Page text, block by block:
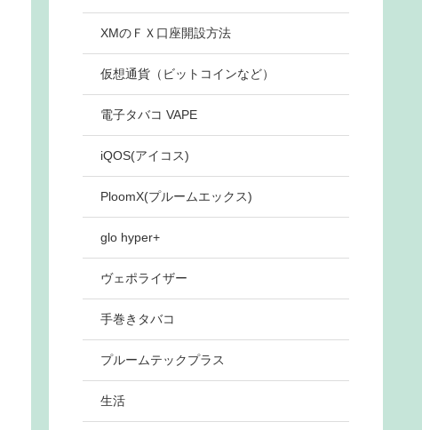
XMのＦＸ口座開設方法
仮想通貨（ビットコインなど）
電子タバコ VAPE
iQOS(アイコス)
PloomX(プルームエックス)
glo hyper+
ヴェポライザー
手巻きタバコ
プルームテックプラス
生活